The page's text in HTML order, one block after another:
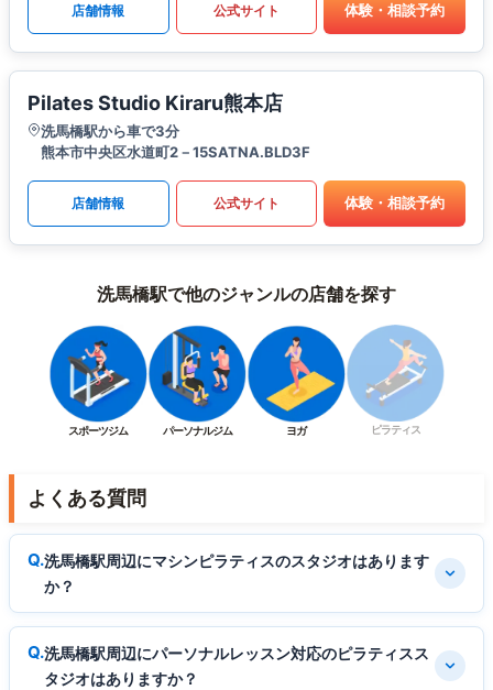
店舗情報 公式サイト 体験・相談予約
Pilates Studio Kiraru熊本店
洗馬橋駅から車で3分
熊本市中央区水道町2－15SATNA.BLD3F
店舗情報 公式サイト 体験・相談予約
洗馬橋駅で他のジャンルの店舗を探す
スポーツジム パーソナルジム ヨガ ピラティス
よくある質問
洗馬橋駅周辺にマシンピラティスのスタジオはあります
か？
洗馬橋駅周辺にパーソナルレッスン対応のピラティスス
タジオはありますか？